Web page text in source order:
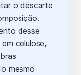
o descarte
desse
celulose,
mesmo